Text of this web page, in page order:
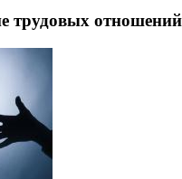
трудовых